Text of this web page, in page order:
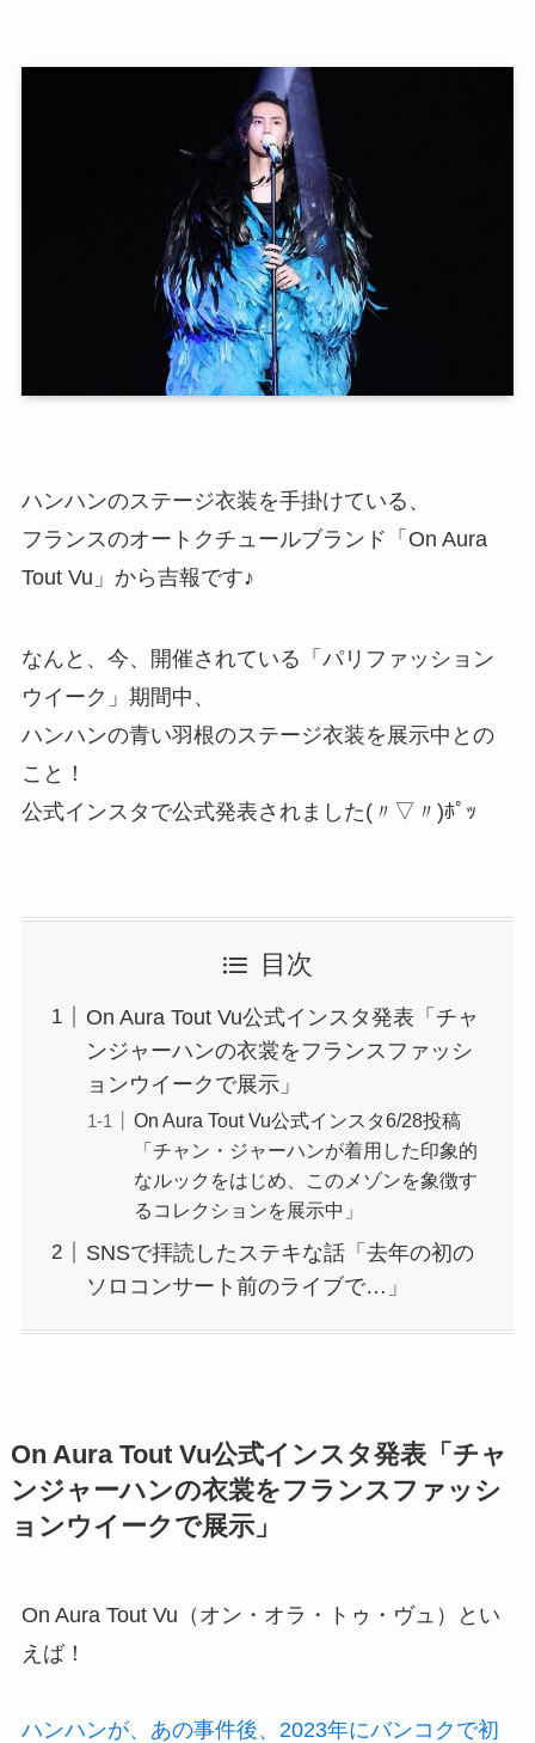
ハンハンのステージ衣装を手掛けている、
フランスのオートクチュールブランド「On Aura
Tout Vu」から吉報です♪
なんと、今、開催されている「パリファッション
ウイーク」期間中、
ハンハンの青い羽根のステージ衣装を展示中との
こと！
公式インスタで公式発表されました(〃▽〃)ﾎﾟｯ
目次
On Aura Tout Vu公式インスタ発表「チャ
ンジャーハンの衣裳をフランスファッシ
ョンウイークで展示」
On Aura Tout Vu公式インスタ6/28投稿
「チャン・ジャーハンが着用した印象的
なルックをはじめ、このメゾンを象徴す
るコレクションを展示中」
SNSで拝読したステキな話「去年の初の
ソロコンサート前のライブで…」
On Aura Tout Vu公式インスタ発表「チャ
ンジャーハンの衣裳をフランスファッシ
ョンウイークで展示」
On Aura Tout Vu（オン・オラ・トゥ・ヴュ）とい
えば！
ハンハンが、あの事件後、2023年にバンコクで初